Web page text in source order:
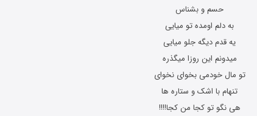
حسم و بشناس
به دلم اومده تو میایی
یه قدم دیگه جلو میایی
میدونم این روزا میگذره
تو مال خودمی بخوای نخوای
تنهام با اشک و ستاره ها
هی نگو تو کجا من کجا!!!!